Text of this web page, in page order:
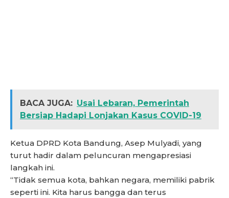
BACA JUGA: Usai Lebaran, Pemerintah
Bersiap Hadapi Lonjakan Kasus COVID-19
Ketua DPRD Kota Bandung, Asep Mulyadi, yang
turut hadir dalam peluncuran mengapresiasi
langkah ini.
“Tidak semua kota, bahkan negara, memiliki pabrik
seperti ini. Kita harus bangga dan terus